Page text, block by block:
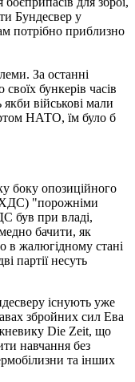
Бундесвер у
потрібно приблизно
За останні
бункерів часів
військові мали
НАТО, їм було б
боку опозиційного
"порожніми
був при владі,
бачити, як
жалюгідному стані
партії несуть
існують уже
збройних сил Ева
Die Zeit, що
навчання без
та інших